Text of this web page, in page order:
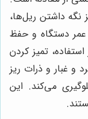
نگه داشتن ریل‌ها،
دستگاه و حفظ
تمیز کردن
و غبار و ذرات ریز
می‌کند. این